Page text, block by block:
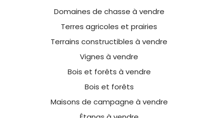
Domaines de chasse à vendre
Terres agricoles et prairies
Terrains constructibles à vendre
Vignes à vendre
Bois et forêts à vendre
Bois et forêts
Maisons de campagne à vendre